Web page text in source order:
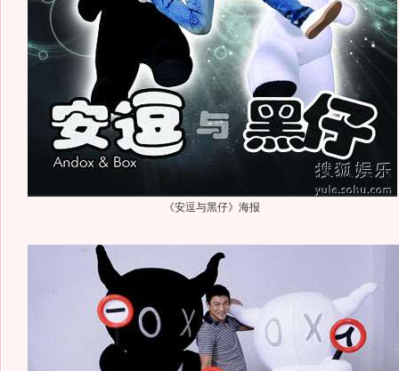
《安逗与黑仔》海报